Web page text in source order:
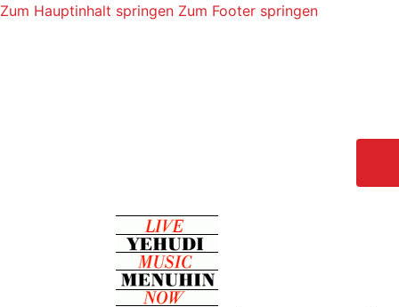
Zum Hauptinhalt springen Zum Footer springen